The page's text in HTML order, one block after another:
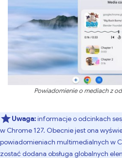
Powiadomienie o mediach z
Uwaga:informacje o odcinkach
w Chrome 127. Obecnie jest ona
powiadomieniach multimedialnych w
zostać dodana obsługa globalnych